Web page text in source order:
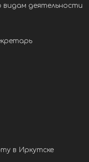
деятельности
в Иркутске